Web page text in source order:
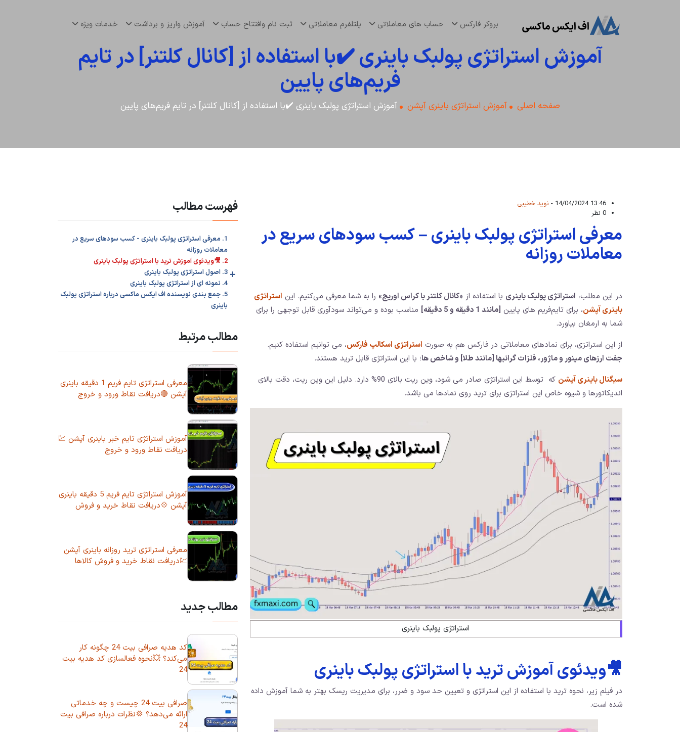
بروکر فارکس حساب های معاملاتی پلتلفرم معاملاتی ثبت نام وافتتاح حساب آموزش واریز و برداشت خدمات ویژه
آموزش استراتژی پولبک باینری ✔️با استفاده از [کانال‌ کلتنر] در تایم
فریم‌های پایین
صفحه اصلی آموزش استراتژی باینری آپشن آموزش استراتژی پولبک باینری ✔️با استفاده از [کانال‌ کلتنر] در تایم فریم‌های پایین
13:46 14/04/2024 -
نوید خطیبی
0 نظر
معرفی استراتژی پولبک باینری – کسب سودهای سریع در
معاملات روزانه
در این مطلب، استراتژی پولبک باینری با استفاده از «کانال‌ کلتنر با کراس اوریج» را به شما معرفی می‌کنیم. این استراتژی
باینری آپشن، برای تایم‌فریم‌ های پایین [مانند 1 دقیقه و 5 دقیقه]
مناسب بوده و می‌تواند سودآوری قابل‌ توجهی را برای
شما به ارمغان بیاورد.
از این استراتزی، برای نمادهای معاملاتی در فارکس هم به صورت استراتژی اسکالپ فارکس، می توانیم استفاده کنیم.
جفت ارزهای مینور و ماژور، فلزات گرانبها [مانند طلا] و شاخص ها؛ با این استراتژی قابل ترید هستند.
سیگنال باینری آپشن
که توسط این استراتژی صادر می شود، وین ریت بالای 90% دارد. دلیل این وین ریت، دقت بالای
اندیکاتورها و شیوه خاص این استراتژی برای ترید روی نمادها می باشد.
استراتژی پولبک باینری
🎥ویدئوی آموزش ترید با استراتژی پولبک باینری
در فیلم زیر، نحوه ترید با استفاده از این استراتژی و تعیین حد سود و ضرر، برای مدیریت ریسک بهتر به شما آموزش داده
شده است.
فهرست مطالب
1. معرفی استراتژی پولبک باینری - کسب سودهای سریع در
معاملات روزانه
2. 🎥ویدئوی آموزش ترید با استراتژی پولبک باینری
3. اصول استراتژی پولبک باینری +
4. نمونه ای از استراتژی پولبک باینری
5. جمع بندی نویسنده اف ایکس ماکسی درباره استراتژی پولبک
باینری
مطالب مرتبط
معرفی استراتژی تایم فریم 1 دقیقه باینری
آپشن 🔴دریافت نقاط ورود و خروج
آموزش استراتژی تایم خبر باینری آپشن 💹
دریافت نقاط ورود و خروج
آموزش استراتژی تایم فریم 5 دقیقه باینری
آپشن 💠دریافت نقاط خرید و فروش
معرفی استراتژی ترید روزانه باینری آپشن
💹دریافت نقاط خرید و فروش کالاها
مطالب جدید
کد هدیه صرافی بیت 24 چگونه کار
می‌کند؟ 💥نحوه فعالسازی کد هدیه بیت
24
صرافی بیت 24 چیست و چه خدماتی
ارائه می‌دهد؟ 💢نظرات درباره صرافی بیت
24